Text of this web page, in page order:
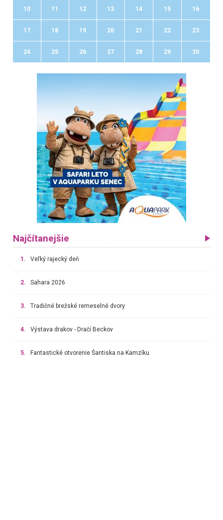
10 11 12 13 14 15 16
17 18 19 20 21 22 23
24 25 26 27 28 29 30
Najčítanejšie
1. Veľký rajecký deň
2. Sahara 2026
3. Tradičné brežské remeselné dvory
4. Výstava drakov - Dračí Beckov
5. Fantastické otvorenie Šantiska na Kamzíku